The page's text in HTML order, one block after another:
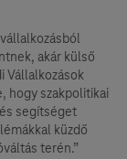
akár külső
Vállalkozások
hogy szakpolitikai
segítséget
küzdő
terén.”